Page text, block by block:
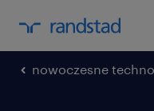
nowoczesne